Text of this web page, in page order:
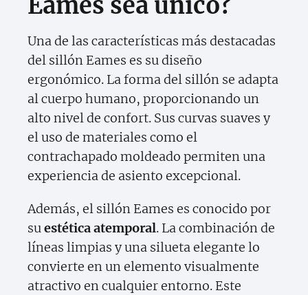
Una de las características más destacadas
del sillón Eames es su diseño
ergonómico. La forma del sillón se adapta
al cuerpo humano, proporcionando un
alto nivel de confort. Sus curvas suaves y
el uso de materiales como el
contrachapado moldeado permiten una
experiencia de asiento excepcional.
Además, el sillón Eames es conocido por
suestética atemporal. La combinación de
líneas limpias y una silueta elegante lo
convierte en un elemento visualmente
atractivo en cualquier entorno. Este